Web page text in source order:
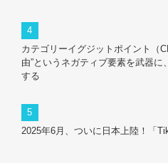
カテゴリーイグジットポイント（
由”というネガティブ要素を武器
する
2025年6月、ついに日本上陸！「